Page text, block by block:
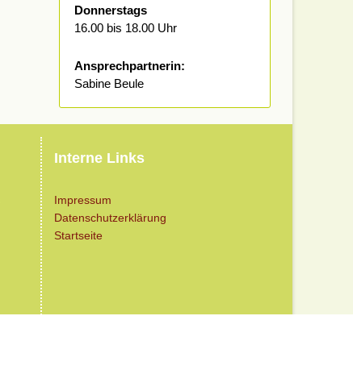
Donnerstags
16.00 bis 18.00 Uhr
Ansprechpartnerin:
Sabine Beule
Interne Links
Impressum
Datenschutzerklärung
Startseite